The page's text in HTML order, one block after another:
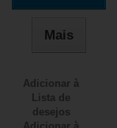
Mais
Adicionar à
Lista de
desejos